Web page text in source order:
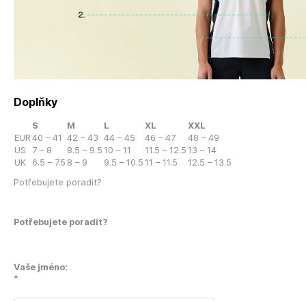
Doplňky
S M L XL
XXL
EUR 40 – 41 42 – 43 44 – 45 46 – 47
48 – 49
US
7 – 8 8.5 – 9.5 10 – 11 11.5 – 12.5 13 – 14
UK
6.5 – 7.5 8 – 9 9.5 – 10.5 11 – 11.5
12.5 – 13.5
Potřebujete poradit?
Potřebujete poradit?
Vaše jméno:
*